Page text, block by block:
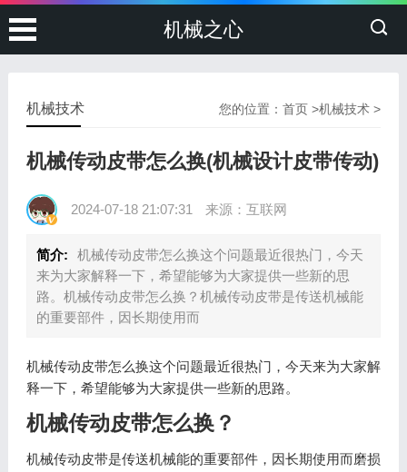
机械之心
您的位置：首页 >机械技术 >
机械技术
机械传动皮带怎么换(机械设计皮带传动)
2024-07-18 21:07:31 来源：互联网
简介:
机械传动皮带怎么换这个问题最近很热门，今天
来为大家解释一下，希望能够为大家提供一些新的思
路。机械传动皮带怎么换？机械传动皮带是传送机械能
的重要部件，因长期使用而
机械传动皮带怎么换这个问题最近很热门，今天来为大家解
释一下，希望能够为大家提供一些新的思路。
机械传动皮带怎么换？
机械传动皮带是传送机械能的重要部件，因长期使用而磨损